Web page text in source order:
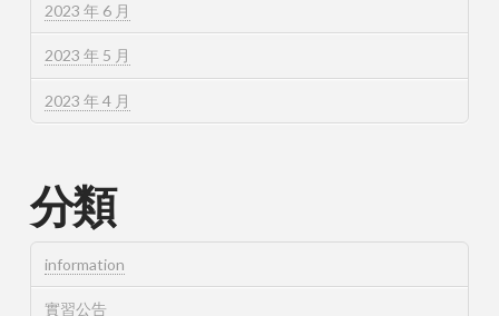
2023 年 6 月
2023 年 5 月
2023 年 4 月
分類
information
實習公告